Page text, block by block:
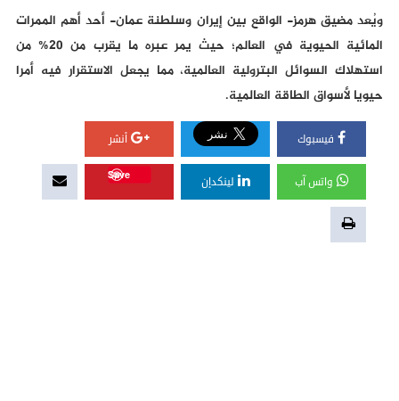
ويُعد مضيق هرمز- الواقع بين إيران وسلطنة عمان- أحد أهم الممرات
المائية الحيوية في العالم؛ حيث يمر عبره ما يقرب من 20% من
استهلاك السوائل البترولية العالمية، مما يجعل الاستقرار فيه أمرا
حيويا لأسواق الطاقة العالمية.
فيسبوك أنشر
واتس آب لينكدإن
Save